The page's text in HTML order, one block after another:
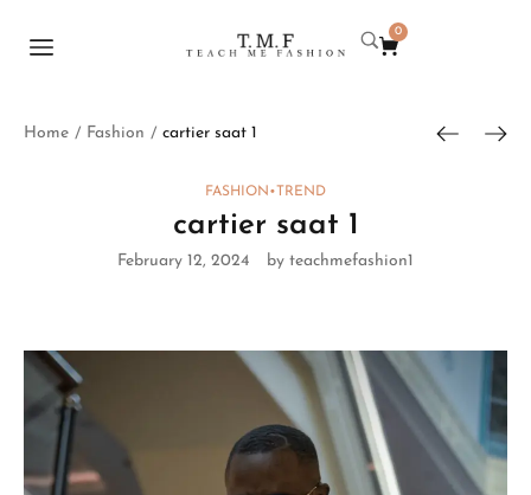
0
Home / Fashion / cartier saat 1
FASHION •TREND
cartier saat 1
February 12, 2024 by teachmefashion1